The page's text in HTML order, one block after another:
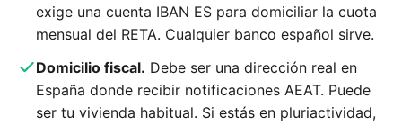
exige una cuenta IBAN ES para domiciliar la cuota
mensual del RETA. Cualquier banco español sirve.
Domicilio fiscal. Debe ser una dirección real en
España donde recibir notificaciones AEAT. Puede
ser tu vivienda habitual. Si estás en pluriactividad,